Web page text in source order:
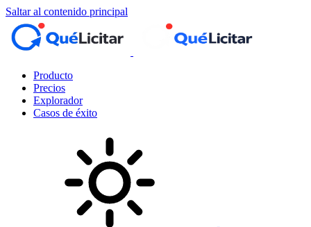
Saltar al contenido principal
Producto
Precios
Explorador
Casos de éxito